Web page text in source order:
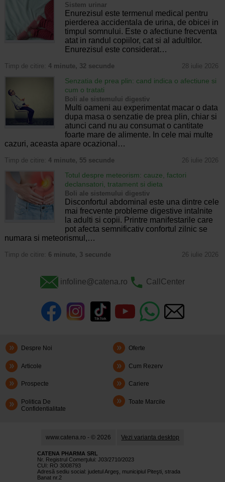
Sistem urinar
Enurezisul este termenul medical pentru
pierderea accidentala de urina, de obicei in
timpul somnului. Este o afectiune frecventa
atat in randul copiilor, cat si al adultilor.
Enurezisul este considerat…
Timp de citire: 4 minute, 32 secunde 28 iulie 2026
Senzatia de prea plin: cand indica o afectiune si
cum o tratati
Boli ale sistemului digestiv
Multi oameni au experimentat macar o data
dupa masa o senzatie de prea plin, chiar si
atunci cand nu au consumat o cantitate
foarte mare de alimente. In cele mai multe
cazuri, aceasta apare ocazional…
Timp de citire: 4 minute, 55 secunde 26 iulie 2026
Totul despre meteorism: cauze, factori
declansatori, tratament si dieta
Boli ale sistemului digestiv
Disconfortul abdominal este una dintre cele
mai frecvente probleme digestive intalnite
la adulti si copii. Printre manifestarile care
pot afecta semnificativ confortul zilnic se
numara si meteorismul,…
Timp de citire: 6 minute, 3 secunde 26 iulie 2026
infoline@catena.ro CallCenter
Despre Noi Oferte
Articole Cum Rezerv
Prospecte Cariere
Politica De
Confidentialitate
Toate Marcile
www.catena.ro - © 2026 Vezi varianta desktop
CATENA PHARMA SRL
Nr. Registrul Comerţului: J03/2710/2023
CUI: RO 3008793
Adresă sediu social: judetul Argeş, municipiul Piteşti, strada
Banat nr.2